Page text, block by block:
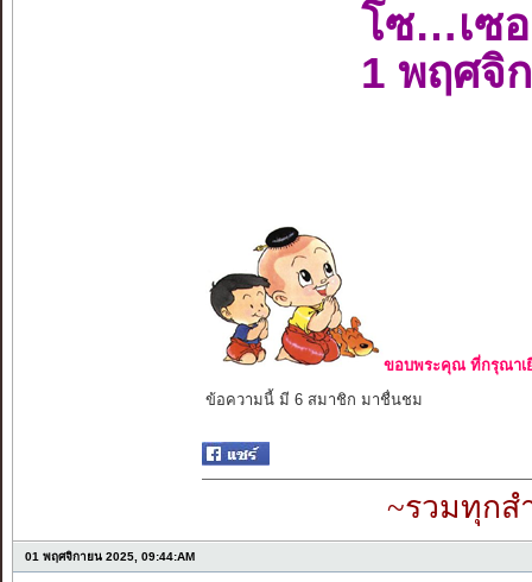
โซ…เซอ
1 พฤศจิ
ขอบพระคุณ ที่กรุณาเ
ข้อความนี้ มี 6 สมาชิก มาชื่นชม
~รวมทุกส
01 พฤศจิกายน 2025, 09:44:AM